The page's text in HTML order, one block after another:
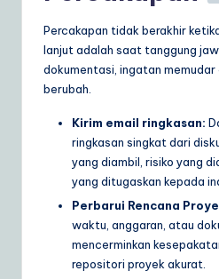
Percakapan tidak berakhir
lanjut adalah saat tanggung
dokumentasi, ingatan
berubah.
Kirim email ringkasan:
ringkasan singkat dari
yang diambil, risiko yang
yang ditugaskan kepada
Perbarui Rencana
waktu, anggaran, atau
mencerminkan
repositori proyek akurat.